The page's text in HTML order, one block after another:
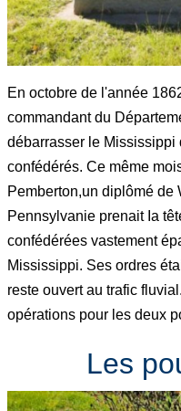
En octobre de l'année
commandant du
débarrasser le Mississippi
confédérés. Ce même
Pemberton,un diplômé de
Pennsylvanie prenait Ia
confédérées vastement
Mississippi. Ses ordres
reste ouvert au trafic
opérations pour les deux
Les